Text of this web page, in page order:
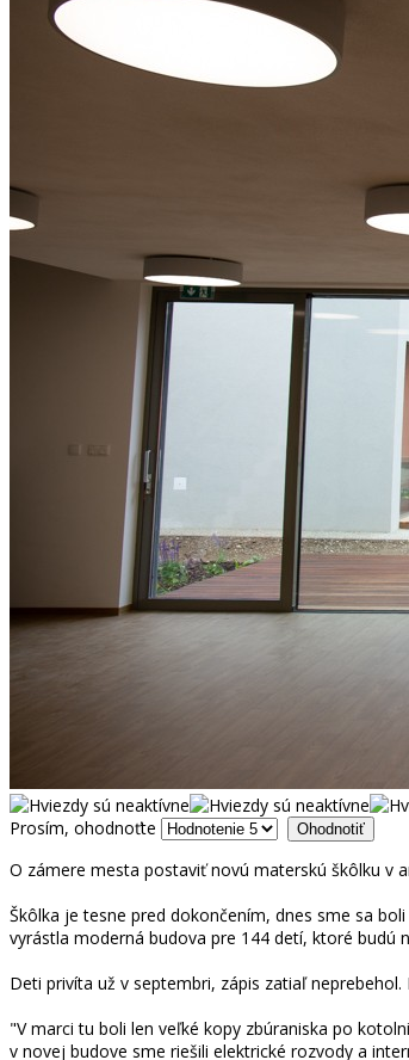
Prosím, ohodnoťte
O zámere mesta postaviť novú materskú škôlku v
Škôlka je tesne pred dokončením, dnes sme sa
vyrástla moderná budova pre 144 detí, ktoré budú
Deti privíta už v septembri, zápis zatiaľ
"V marci tu boli len veľké kopy zbúraniska po
v novej budove sme riešili elektrické rozvody a